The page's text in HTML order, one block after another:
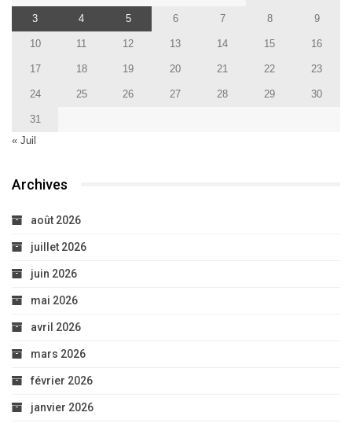
3 4 5 6 7 8 9
10 11 12 13 14 15 16
17 18 19 20 21 22 23
24 25 26 27 28 29 30
31
« Juil
Archives
août 2026
juillet 2026
juin 2026
mai 2026
avril 2026
mars 2026
février 2026
janvier 2026